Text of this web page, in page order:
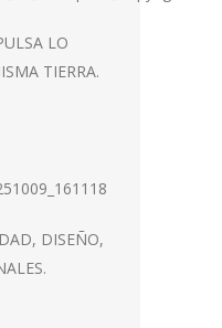
LO
TIERRA.
DISEÑO,